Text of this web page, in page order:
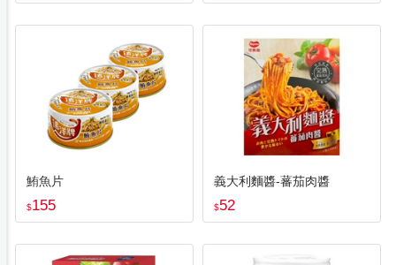
鮪魚片
$155
義大利麵醬-蕃茄肉醬
$52